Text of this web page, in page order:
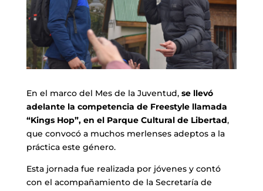
En el marco del Mes de la Juventud, se llevó
adelante la competencia de Freestyle llamada
“Kings Hop”, en el Parque Cultural de Libertad,
que convocó a muchos merlenses adeptos a la
práctica este género.
Esta jornada fue realizada por jóvenes y contó
con el acompañamiento de la Secretaría de